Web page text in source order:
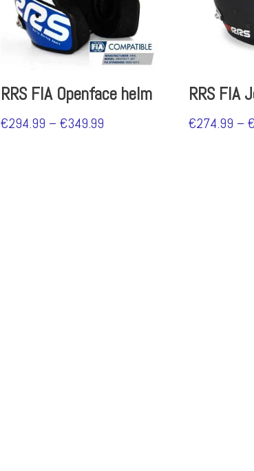
RRS FIA Openface helm
€294.99 –€349.99
RRS FIA
€274.99 –€